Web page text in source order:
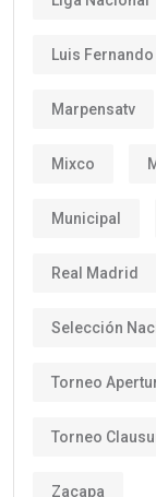
Luis Fernando
Marpensatv
Mixco
Municipal
Real Madrid
Selección
Torneo
Torneo
Zacapa